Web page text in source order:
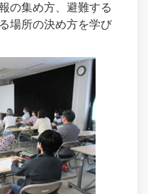
の集め方、避難する
場所の決め方を学び